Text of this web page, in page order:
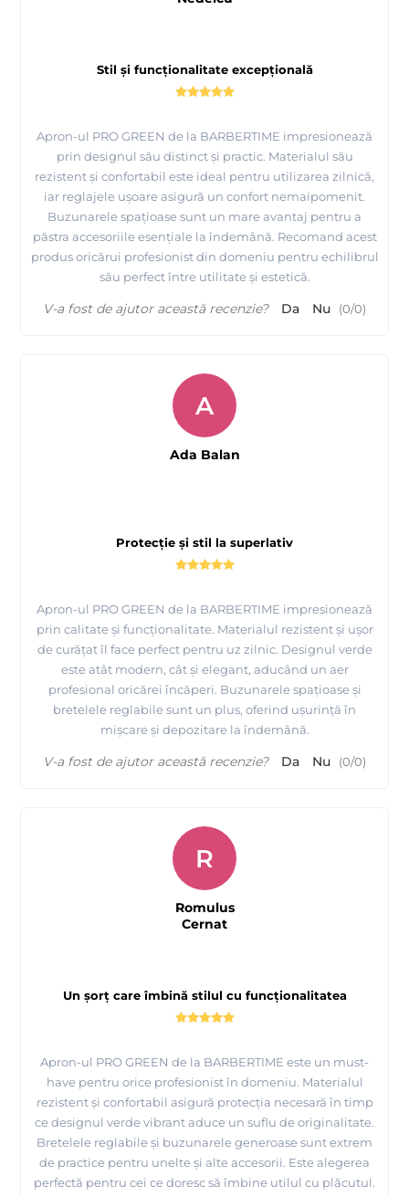
Stil și funcționalitate excepțională
Apron-ul PRO GREEN de la BARBERTIME impresionează
prin designul său distinct și practic. Materialul său
rezistent și confortabil este ideal pentru utilizarea zilnică,
iar reglajele ușoare asigură un confort nemaipomenit.
Buzunarele spațioase sunt un mare avantaj pentru a
păstra accesoriile esențiale la îndemână. Recomand acest
produs oricărui profesionist din domeniu pentru echilibrul
său perfect între utilitate și estetică.
V-a fost de ajutor această recenzie? Da Nu (0/0)
Protecție și stil la superlativ
Apron-ul PRO GREEN de la BARBERTIME impresionează
prin calitate și funcționalitate. Materialul rezistent și ușor
de curățat îl face perfect pentru uz zilnic. Designul verde
este atât modern, cât și elegant, aducând un aer
profesional oricărei încăperi. Buzunarele spațioase și
bretelele reglabile sunt un plus, oferind ușurință în
mișcare și depozitare la îndemână.
A
Ada Balan
V-a fost de ajutor această recenzie? Da Nu (0/0)
Un șorț care îmbină stilul cu funcționalitatea
Apron-ul PRO GREEN de la BARBERTIME este un must-
have pentru orice profesionist în domeniu. Materialul
rezistent și confortabil asigură protecția necesară în timp
ce designul verde vibrant aduce un suflu de originalitate.
Bretelele reglabile și buzunarele generoase sunt extrem
de practice pentru unelte și alte accesorii. Este alegerea
perfectă pentru cei ce doresc să îmbine utilul cu plăcutul.
R
Romulus
Cernat